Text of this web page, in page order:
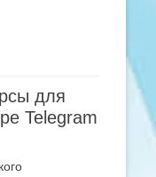
для
Telegram